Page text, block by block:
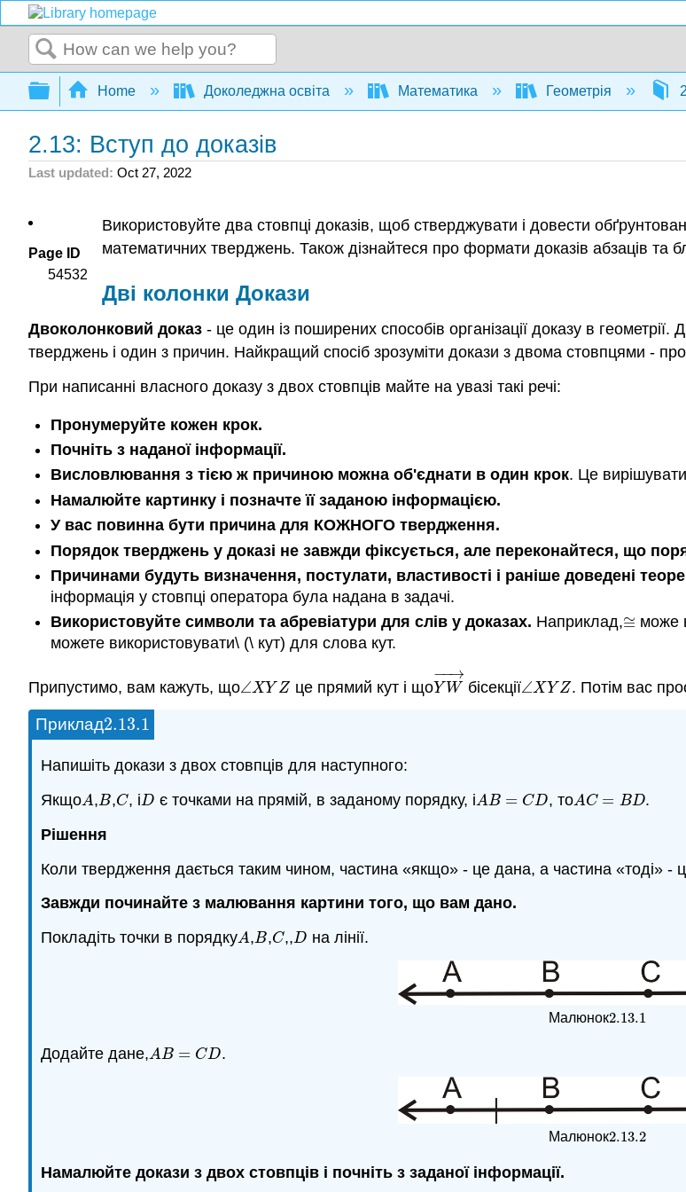
Search
Expand/collapse global hierarchy
Home Доколеджна освіта Математика Геометрія
2.13: Вступ до доказів
Last updated Oct 27, 2022
Page ID
54532
Використовуйте два стовпці доказів, щоб стверджувати і довести
математичних тверджень. Також дізнайтеся про формати доказів абзаців та
Дві колонки Докази
Двоколонковий доказ - це один із поширених способів організації доказу в
тверджень і один з причин. Найкращий спосіб зрозуміти докази з двома стовпцями -
При написанні власного доказу з двох стовпців майте на увазі такі речі:
Пронумеруйте кожен крок.
Почніть з наданої інформації.
Висловлювання з тією ж причиною можна об'єднати в один крок. Це
Намалюйте картинку і позначте її заданою інформацією.
У вас повинна бути причина для КОЖНОГО твердження.
Порядок тверджень у доказі не завжди фіксується, але переконайтеся, що
Причинами будуть визначення, постулати, властивості і раніше доведені
інформація у стовпці оператора була надана в задачі.
Використовуйте символи та абревіатури для слів у доказах. Наприклад,≅
≅ може
можете використовувати\ (\ кут) для слова кут.
Припустимо, вам кажуть, що∠XY Z
∠XYZ це прямий кут і щоY W
−→
−
YW→бісекції∠XY Z
∠XYZ . Потім вас
Приклад2.13.1
2.13.1
Напишіть докази з двох стовпців для наступного:
ЯкщоA
A,B
B,C
C, іD
D є точками на прямій, в заданому порядку, іAB = CD
AB=C D , тоAC = BD
AC=B D
.
Рішення
Коли твердження дається таким чином, частина «якщо» - це дана, а частина «тоді»
Завжди починайте з малювання картини того, що вам дано.
Покладіть точки в порядкуA
A,B
B,C
C,,D
D на лінії.
Малюнок2.13.1
2.13.1
Додайте дане,AB = CD
AB=C D .
Малюнок2.13.2
2.13.2
Намалюйте докази з двох стовпців і почніть з заданої інформації.